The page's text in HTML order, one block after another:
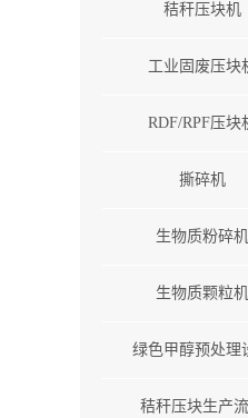
秸秆压块机
工业固废压块
RDF/RPF压块
撕碎机
生物质粉碎机
生物质颗粒机
绿色甲醇预处理
秸秆压块生产